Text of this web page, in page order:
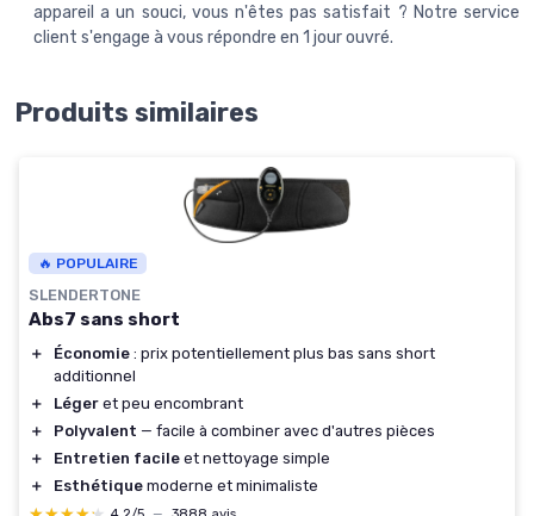
appareil a un souci, vous n'êtes pas satisfait ? Notre service
client s'engage à vous répondre en 1 jour ouvré.
Produits similaires
🔥 POPULAIRE
SLENDERTONE
Abs7 sans short
＋ Économie : prix potentiellement plus bas sans short
additionnel
＋
Léger et peu encombrant
＋
Polyvalent — facile à combiner avec d'autres pièces
＋
Entretien facile et nettoyage simple
＋
Esthétique moderne et minimaliste